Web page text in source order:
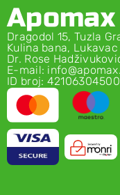
Dragodol 15, Tuzla
Kulina bana,
Dr. Rose
E-mail:
ID broj: